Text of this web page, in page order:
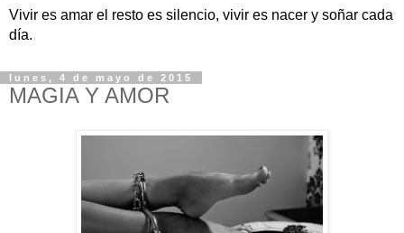
Vivir es amar el resto es silencio, vivir es nacer y soñar cada
día.
lunes, 4 de mayo de 2015
MAGIA Y AMOR